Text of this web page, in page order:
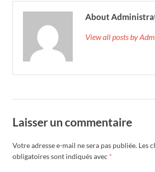
About
View all posts by
Laisser un commentaire
Votre adresse e-mail ne sera pas publiée. Les
obligatoires sont indiqués avec *